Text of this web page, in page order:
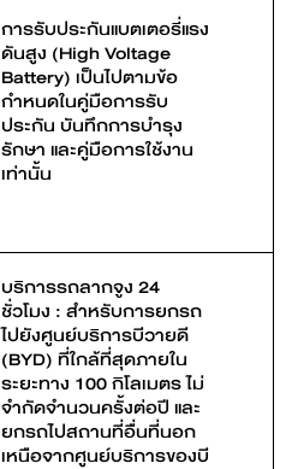
การรับประกันแบตเตอรี่แรง
ดันสูง (High Voltage
Battery) เป็นไปตามข้อ
กำหนดในคู่มือการรับ
ประกัน บันทึกการบำรุง
รักษา และคู่มือการใช้งาน
เท่านั้น
บริการรถลากจูง 24
ชั่วโมง : สำหรับการยกรถ
ไปยังศูนย์บริการบีวายดี
(BYD) ที่ใกล้ที่สุดภายใน
ระยะทาง 100 กิโลเมตร ไม่
จำกัดจำนวนครั้งต่อปี และ
ยกรถไปสถานที่อื่นที่นอก
เหนือจากศูนย์บริการของบี